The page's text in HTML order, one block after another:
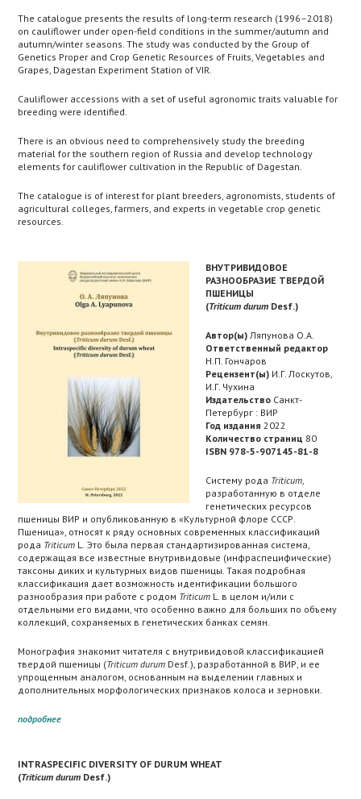
The catalogue presents the results of long-term research (1996–2018)
on cauliflower under open-field conditions in the summer/autumn and
autumn/winter seasons. The study was conducted by the Group of
Genetics Proper and Crop Genetic Resources of Fruits, Vegetables and
Grapes, Dagestan Experiment Station of VIR.
Cauliflower accessions with a set of useful agronomic traits valuable for
breeding were identified.
There is an obvious need to comprehensively study the breeding
material for the southern region of Russia and develop technology
elements for cauliflower cultivation in the Republic of Dagestan.
The catalogue is of interest for plant breeders, agronomists, students of
agricultural colleges, farmers, and experts in vegetable crop genetic
resources.
ВНУТРИВИДОВОЕ
РАЗНООБРАЗИЕ ТВЕРДОЙ
ПШЕНИЦЫ
(Triticum durum Desf.)
Автор(ы) Ляпунова О.А.
Ответственный редактор
Н.П. Гончаров
Рецензент(ы) И.Г. Лоскутов,
И.Г. Чухина
Издательство Санкт-
Петербург : ВИР
Год издания 2022
Количество страниц 80
ISBN 978-5-907145-81-8
Систему рода Triticum,
разработанную в отделе
генетических ресурсов
пшеницы ВИР и опубликованную в «Культурной флоре СССР.
Пшеница», относят к ряду основных современных классификаций
рода Triticum L. Это была первая стандартизированная система,
содержащая все известные внутривидовые (инфраспецифические)
таксоны диких и культурных видов пшеницы. Такая подробная
классификация дает возможность идентификации большого
разнообразия при работе с родом Triticum L. в целом и/или с
отдельными его видами, что особенно важно для больших по объему
коллекций, сохраняемых в генетических банках семян.
Монография знакомит читателя с внутривидовой классификацией
твердой пшеницы (Triticum durum Desf.), разработанной в ВИР, и ее
упрощенным аналогом, основанным на выделении главных и
дополнительных морфологических признаков колоса и зерновки.
подробнее
INTRASPECIFIC DIVERSITY OF DURUM WHEAT
(Triticum durum Desf.)